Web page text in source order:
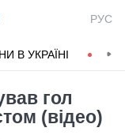
РУС
В УКРАЇНІ
гол
(відео)